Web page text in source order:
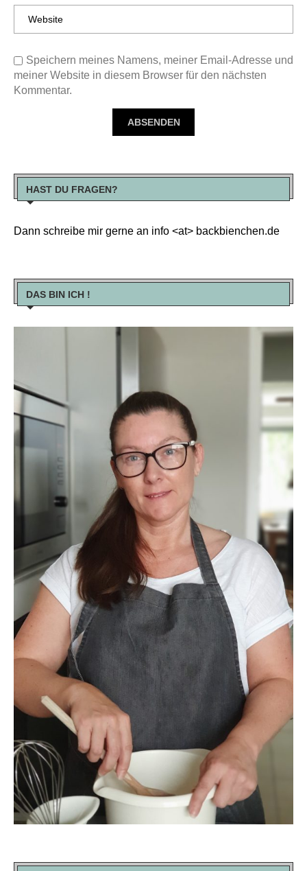
Speichern meines Namens, meiner Email-Adresse und
meiner Website in diesem Browser für den nächsten
Kommentar.
HAST DU FRAGEN?
Dann schreibe mir gerne an info <at> backbienchen.de
DAS BIN ICH !